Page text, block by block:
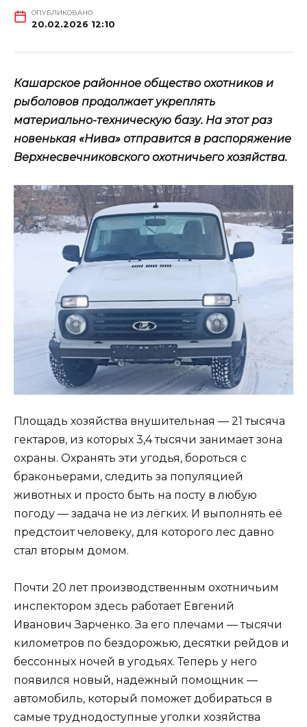
ОПУБЛИКОВАНО
20.02.2026 12:10
Кашарское районное общество охотников и
рыболовов продолжает укреплять
материально-техническую базу. На этот раз
новенькая «Нива» отправится в распоряжение
Верхнесвечниковского охотничьего хозяйства.
Площадь хозяйства внушительная — 21 тысяча
гектаров, из которых 3,4 тысячи занимает зона
охраны. Охранять эти угодья, бороться с
браконьерами, следить за популяцией
животных и просто быть на посту в любую
погоду — задача не из лёгких. И выполнять её
предстоит человеку, для которого лес давно
стал вторым домом.
Почти 20 лет производственным охотничьим
инспектором здесь работает Евгений
Иванович Зарченко. За его плечами — тысячи
километров по бездорожью, десятки рейдов и
бессонных ночей в угодьях. Теперь у него
появился новый, надёжный помощник —
автомобиль, который поможет добираться в
самые труднодоступные уголки хозяйства